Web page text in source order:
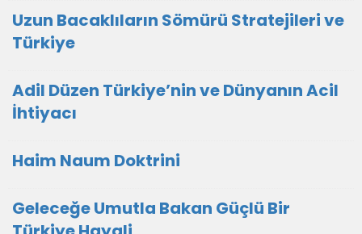
Uzun Bacaklıların Sömürü Stratejileri ve
Türkiye
Adil Düzen Türkiye’nin ve Dünyanın Acil
İhtiyacı
Haim Naum Doktrini
Geleceğe Umutla Bakan Güçlü Bir